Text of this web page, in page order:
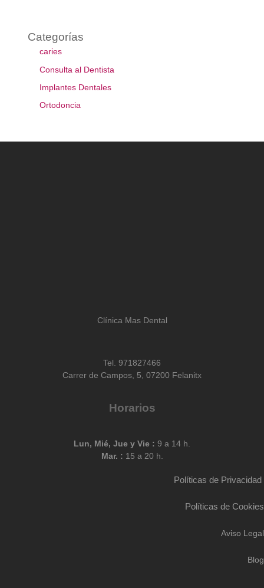
Categorías
caries
Consulta al Dentista
Implantes Dentales
Ortodoncia
Clínica Mas Dental
Tel. 971827466
Carrer de Campos, 5, 07200 Felanitx
Horarios
Lun, Mié, Jue y Vie : 9 a 14 h.
Mar. : 15 a 20 h.
Políticas de Privacidad
Políticas de Cookies
Aviso Legal
Blog